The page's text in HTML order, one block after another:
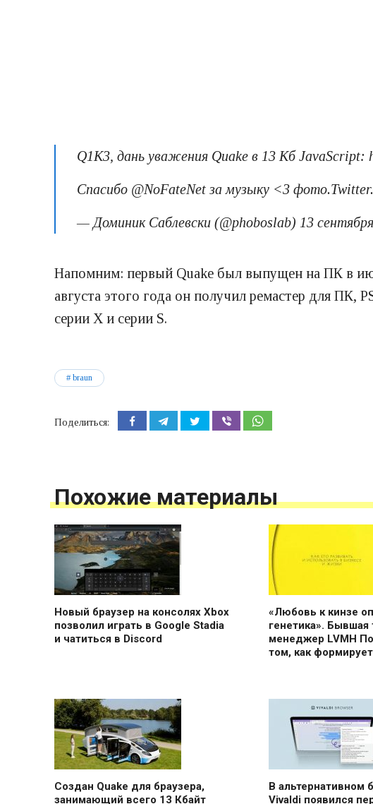
Q1K3, дань уважения Quake в 13 Кб
Спасибо @NoFateNet за музыку <3
— Доминик Саблевски (@phoboslab) 13
Напомним: первый Quake был выпущен на ПК в
августа этого года он получил ремастер для ПК,
серии X и серии S.
braun
Поделиться:
Похожие материалы
Новый браузер на консолях Xbox
позволил играть в Google Stadia
и чатиться в Discord
«Любовь к кинзе
генетика». Бывшая
менеджер LVMH
том, как
Создан Quake для браузера,
занимающий всего 13 Кбайт
В альтернативном
Vivaldi появился